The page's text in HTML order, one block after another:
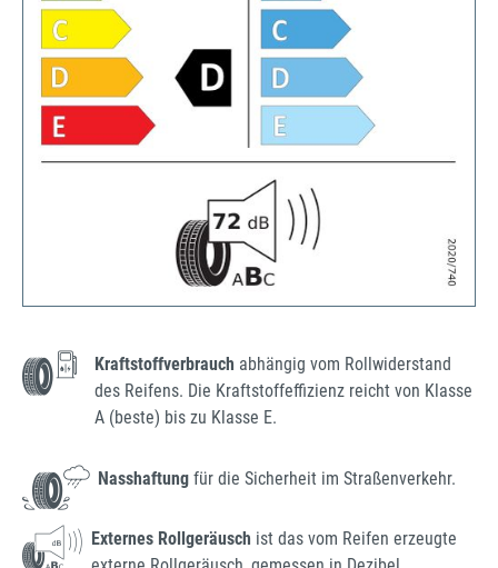
Kraftstoffverbrauch abhängig vom Rollwiderstand
des Reifens. Die Kraftstoffeffizienz reicht von Klasse
A (beste) bis zu Klasse E.
Nasshaftung für die Sicherheit im Straßenverkehr.
Externes Rollgeräusch ist das vom Reifen erzeugte